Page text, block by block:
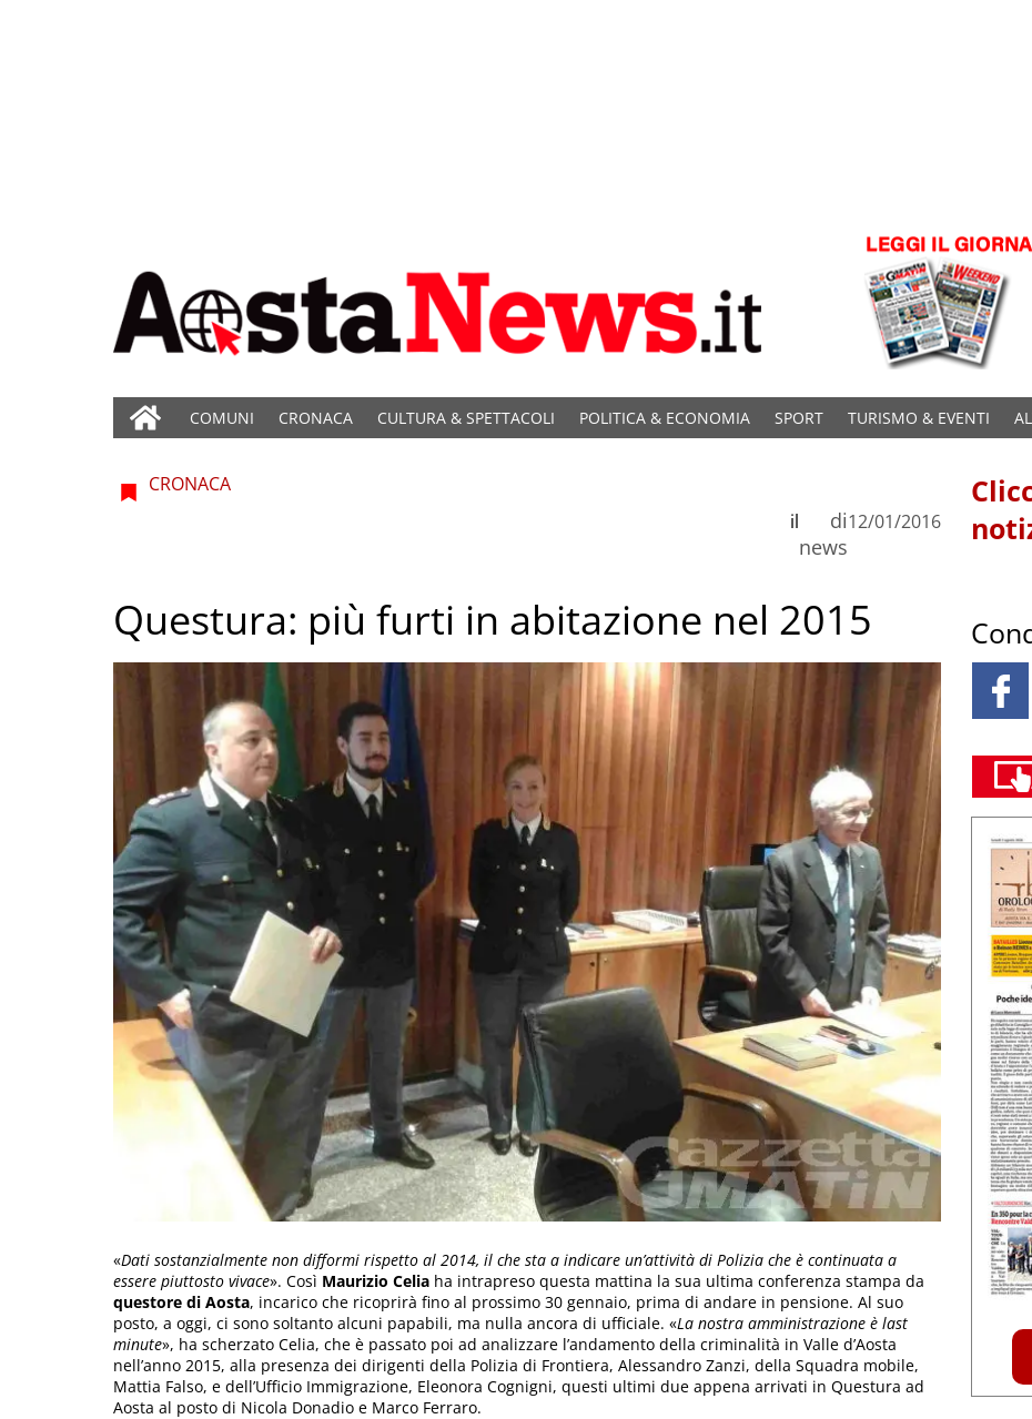
COMUNI CRONACA CULTURA & SPETTACOLI POLITICA & ECONOMIA SPORT TURISMO & EVENTI
CRONACA
di
news
il 12/01/2016
Questura: più furti in abitazione nel 2015
«Dati sostanzialmente non difformi rispetto al 2014, il che sta a indicare un’attività di Polizia che è continuata a
essere piuttosto vivace». Così Maurizio Celia ha intrapreso questa mattina la sua ultima conferenza stampa da
questore di Aosta, incarico che ricoprirà fino al prossimo 30 gennaio, prima di andare in pensione. Al suo
posto, a oggi, ci sono soltanto alcuni papabili, ma nulla ancora di ufficiale. «La nostra amministrazione è last
minute», ha scherzato Celia, che è passato poi ad analizzare l’andamento della criminalità in Valle d’Aosta
nell’anno 2015, alla presenza dei dirigenti della Polizia di Frontiera, Alessandro Zanzi, della Squadra mobile,
Mattia Falso, e dell’Ufficio Immigrazione, Eleonora Cognigni, questi ultimi due appena arrivati in Questura ad
Aosta al posto di Nicola Donadio e Marco Ferraro.